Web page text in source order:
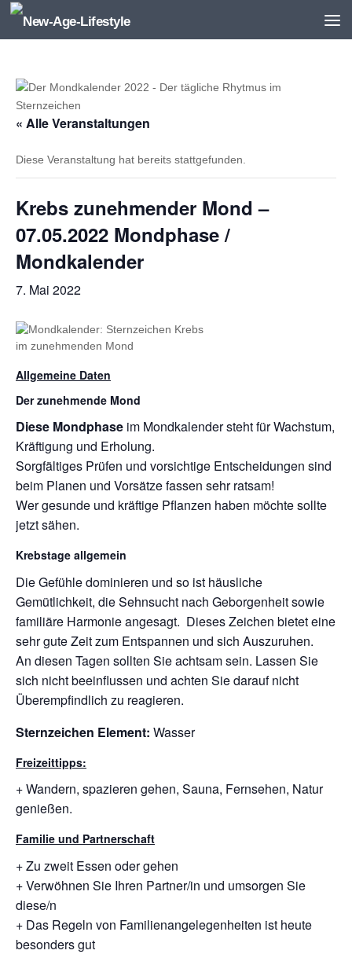
Zum Inhalt springen
« Alle Veranstaltungen
Diese Veranstaltung hat bereits stattgefunden.
Krebs zunehmender Mond –
07.05.2022 Mondphase /
Mondkalender
7. Mai 2022
Allgemeine Daten
Der zunehmende Mond
Diese Mondphase im Mondkalender steht für Wachstum,
Kräftigung und Erholung.
Sorgfältiges Prüfen und vorsichtige Entscheidungen sind
beim Planen und Vorsätze fassen sehr ratsam!
Wer gesunde und kräftige Pflanzen haben möchte sollte
jetzt sähen.
Krebstage allgemein
Die Gefühle dominieren und so ist häusliche
Gemütlichkeit, die Sehnsucht nach Geborgenheit sowie
familiäre Harmonie angesagt. Dieses Zeichen bietet eine
sehr gute Zeit zum Entspannen und sich Auszuruhen.
An diesen Tagen sollten Sie achtsam sein. Lassen Sie
sich nicht beeinflussen und achten Sie darauf nicht
Überempfindlich zu reagieren.
Sternzeichen Element: Wasser
Freizeittipps:
+ Wandern, spazieren gehen, Sauna, Fernsehen, Natur
genießen.
Familie und Partnerschaft
+ Zu zweit Essen oder gehen
+ Verwöhnen Sie Ihren Partner/in und umsorgen Sie
diese/n
+ Das Regeln von Familienangelegenheiten ist heute
besonders gut